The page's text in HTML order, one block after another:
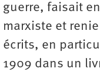
guerre, faisait
marxiste et
écrits, en
1909 dans un